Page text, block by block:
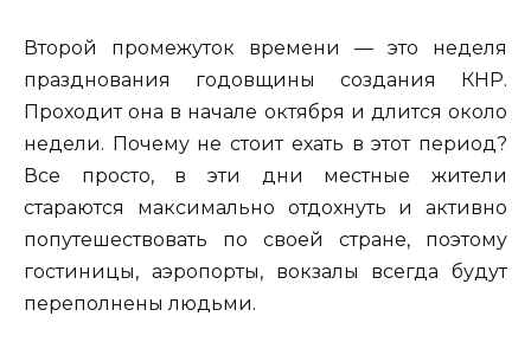
Второй промежуток времени — это неделя
празднования годовщины создания КНР.
Проходит она в начале октября и длится около
недели. Почему не стоит ехать в этот период?
Все просто, в эти дни местные жители
стараются максимально отдохнуть и активно
попутешествовать по своей стране, поэтому
гостиницы, аэропорты, вокзалы всегда будут
переполнены людьми.